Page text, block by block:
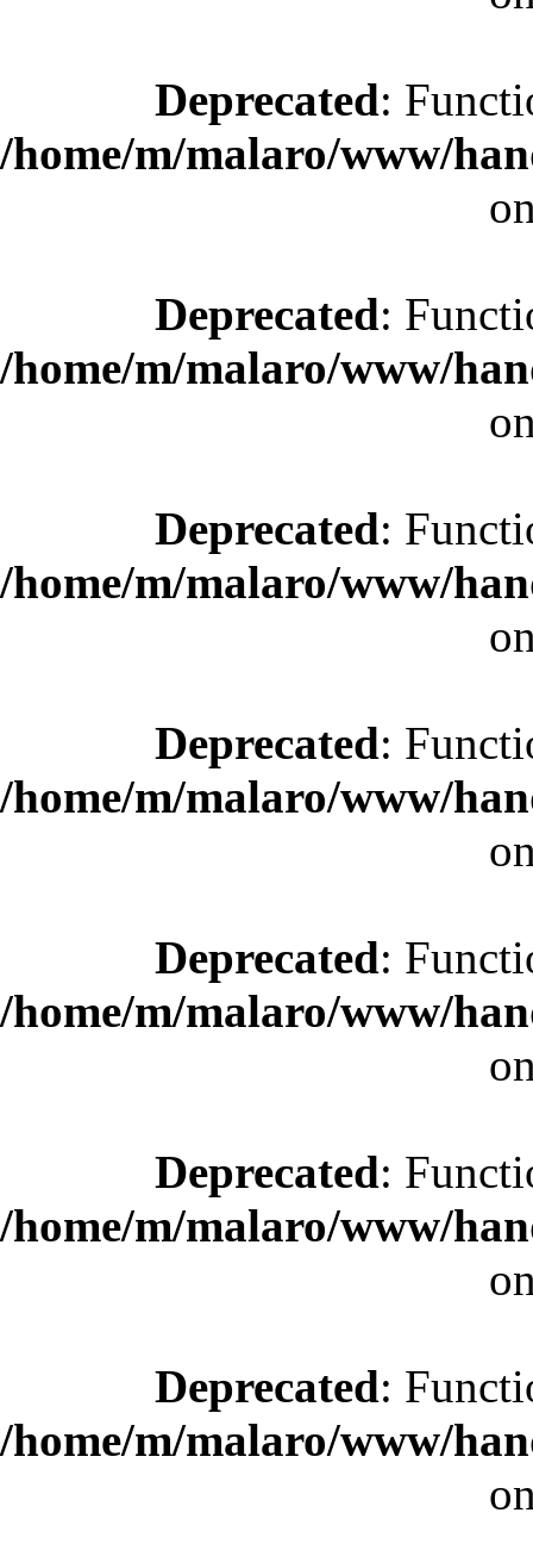
Deprecated:
/home/m/malaro/www/
Deprecated:
/home/m/malaro/www/
Deprecated:
/home/m/malaro/www/
Deprecated:
/home/m/malaro/www/
Deprecated:
/home/m/malaro/www/
Deprecated:
/home/m/malaro/www/
Deprecated:
/home/m/malaro/www/